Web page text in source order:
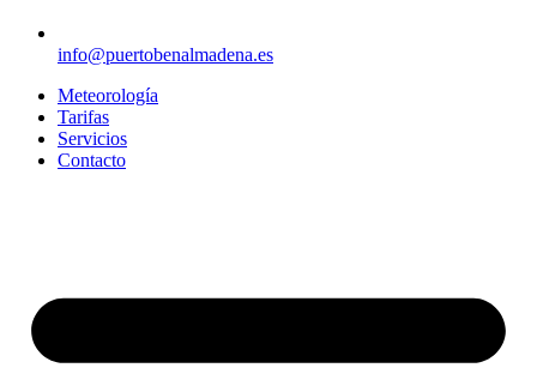
info@puertobenalmadena.es
Meteorología
Tarifas
Servicios
Contacto